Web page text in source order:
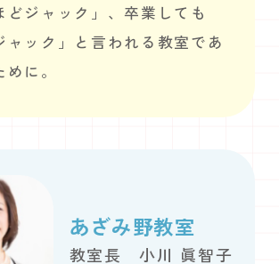
どジャック」、卒業しても
ャック」と言われる教室であ
に。
あざみ野教室
教室長 小川 眞智子